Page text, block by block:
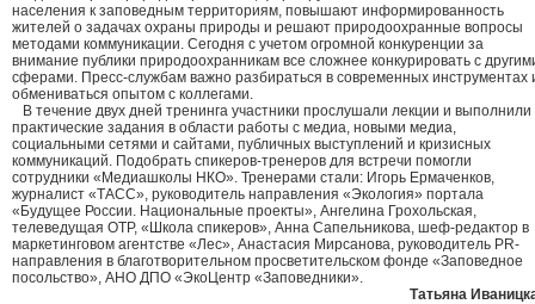
населения к заповедным территориям, повышают информированность
жителей о задачах охраны природы и решают природоохранные вопросы
методами коммуникации. Сегодня с учетом огромной конкуренции за
внимание публики природоохранникам все сложнее конкурировать с
сферами. Пресс-службам важно разбираться в современных инструментах
обмениваться опытом с коллегами.
В течение двух дней тренинга участники прослушали лекции и выполнили
практические задания в области работы с медиа, новыми медиа,
социальными сетями и сайтами, публичных выступлений и кризисных
коммуникаций. Подобрать спикеров-тренеров для встречи помогли
сотрудники «Медиашколы НКО». Тренерами стали: Игорь Ермаченков,
журналист «ТАСС», руководитель направления «Экология» портала
«Будущее России. Национальные проекты», Ангелина Грохольская,
телеведущая ОТР, «Школа спикеров», Анна Сапельникова, шеф-редактор в
маркетинговом агентстве «Лес», Анастасия Мирсанова, руководитель PR-
направления в благотворительном просветительском фонде «Заповедное
посольство», АНО ДПО «ЭкоЦентр «Заповедники».
Татьяна